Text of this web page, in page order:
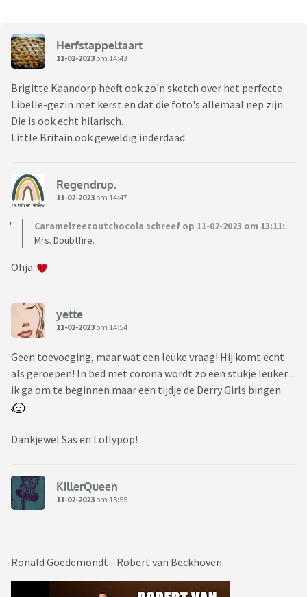
Herfstappeltaart
11-02-2023 om 14:43
Brigitte Kaandorp heeft ook zo'n sketch over het perfecte
Libelle-gezin met kerst en dat die foto's allemaal nep zijn.
Die is ook echt hilarisch.
Little Britain ook geweldig inderdaad.
Regendrup.
11-02-2023 om 14:47
Caramelzeezoutchocola schreef op 11-02-2023 om 13:11:
Mrs. Doubtfire.
Ohja
yette
11-02-2023 om 14:54
Geen toevoeging, maar wat een leuke vraag! Hij komt echt
als geroepen! In bed met corona wordt zo een stukje leuker ...
ik ga om te beginnen maar een tijdje de Derry Girls bingen
Dankjewel Sas en Lollypop!
KillerQueen
11-02-2023 om 15:55
Ronald Goedemondt - Robert van Beckhoven